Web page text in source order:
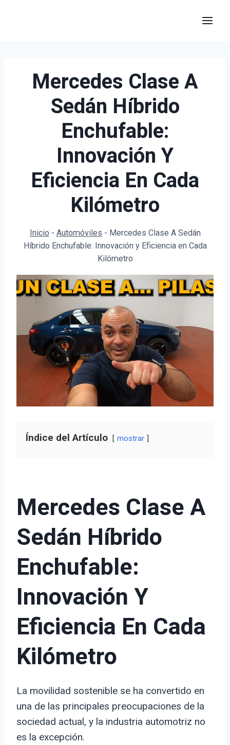
Mercedes Clase A
Sedán Híbrido
Enchufable:
Innovación Y
Eficiencia En Cada
Kilómetro
Inicio - Automóviles - Mercedes Clase A Sedán
Híbrido Enchufable: Innovación y Eficiencia en Cada
Kilómetro
Índice del Artículo mostrar
Mercedes Clase A
Sedán Híbrido
Enchufable:
Innovación Y
Eficiencia En Cada
Kilómetro
La movilidad sostenible se ha convertido en
una de las principales preocupaciones de la
sociedad actual, y la industria automotriz no
es la excepción.